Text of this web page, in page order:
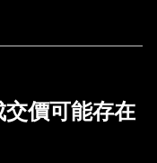
價可能存在